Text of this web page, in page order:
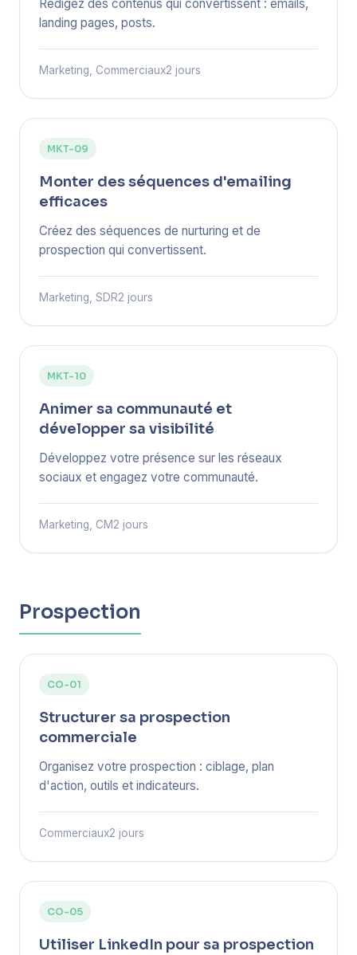
Rédigez des contenus qui convertissent : emails,
landing pages, posts.
Marketing, Commerciaux2 jours
MKT-09
Monter des séquences d'emailing
efficaces
Créez des séquences de nurturing et de
prospection qui convertissent.
Marketing, SDR2 jours
MKT-10
Animer sa communauté et
développer sa visibilité
Développez votre présence sur les réseaux
sociaux et engagez votre communauté.
Marketing, CM2 jours
Prospection
CO-01
Structurer sa prospection
commerciale
Organisez votre prospection : ciblage, plan
d'action, outils et indicateurs.
Commerciaux2 jours
CO-05
Utiliser LinkedIn pour sa prospection